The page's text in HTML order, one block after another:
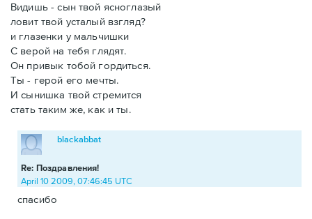
Видишь - сын твой ясноглазый
ловит твой усталый взгляд?
и глазенки у мальчишки
С верой на тебя глядят.
Он привык тобой гордиться.
Ты - герой его мечты.
И сынишка твой стремится
стать таким же, как и ты.
Re: Поздравления!
blackabbat
April 10 2009, 07:46:45 UTC
спасибо